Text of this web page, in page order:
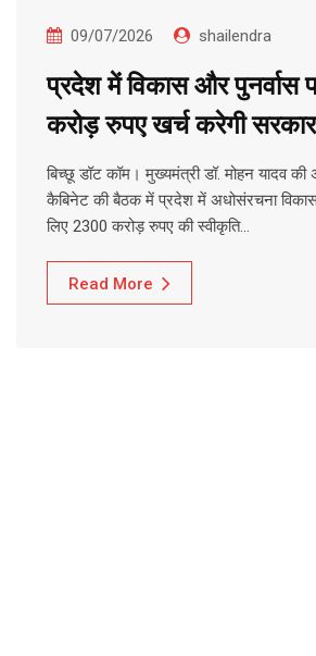
09/07/2026 shailendra
प्रदेश में विकास और पुनर्वास
करोड़ रुपए खर्च करेगी सरकार
बिच्छू डॉट कॉम। मुख्यमंत्री डॉ. मोहन यादव की
कैबिनेट की बैठक में प्रदेश में अधोसंरचना विकास
लिए 2300 करोड़ रुपए की स्वीकृति…
Read More